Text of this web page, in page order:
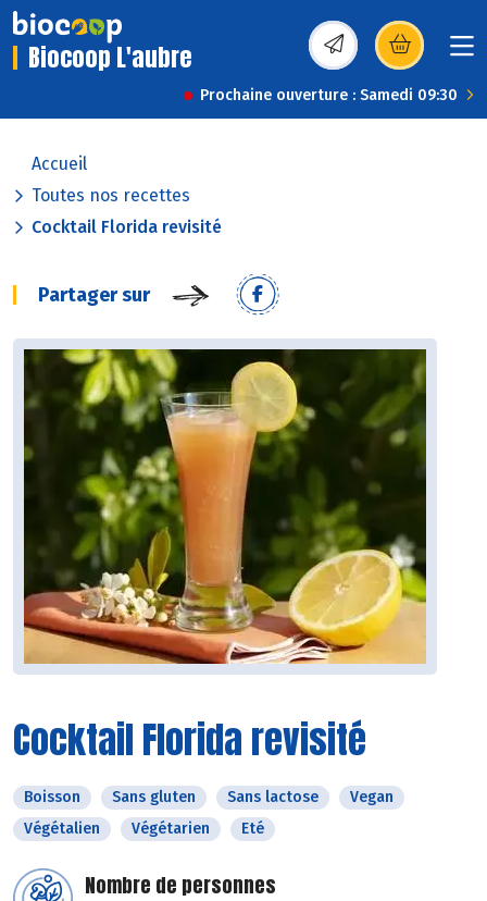
Biocoop L'aubre (s’ouvre dans une
Prochaine ouverture : Samedi 09:30
Accueil
Toutes nos recettes
Cocktail Florida revisité
Partager sur
Cocktail Florida revisité
Boisson Sans gluten Sans lactose
Vegan
Végétalien
Végétarien Eté
Nombre de personnes